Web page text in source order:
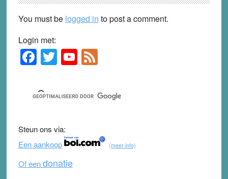
You must be logged in to post a comment.
Login met:
Primary
Sidebar
F
a
c
e
b
o
o
k
T
wi
tt
er
Y
o
u
T
b
e
F
e
d
Steun ons via:
Een aankoop
(meer info)
Of eendonatie